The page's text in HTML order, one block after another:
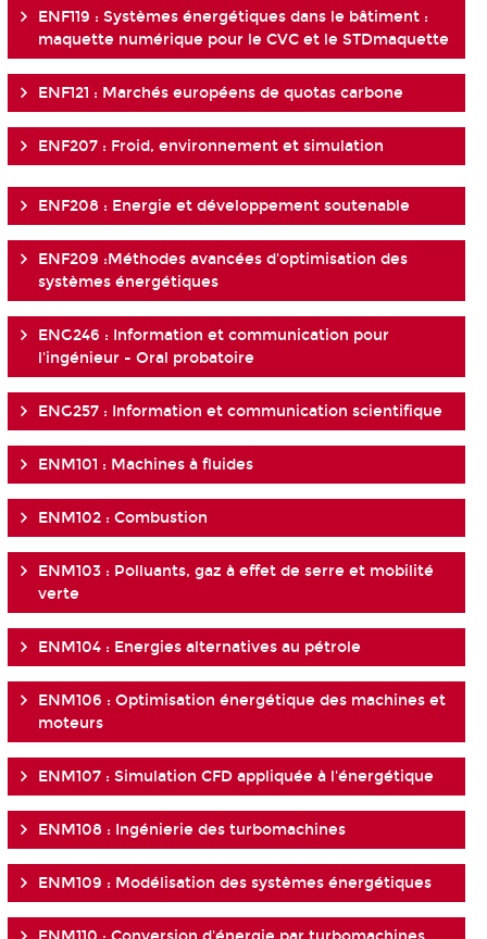
ENF119 : Systèmes énergétiques dans le bâtiment :
maquette numérique pour le CVC et le STDmaquette
ENF121 : Marchés européens de quotas carbone
ENF207 : Froid, environnement et simulation
ENF208 : Energie et développement soutenable
ENF209 :Méthodes avancées d'optimisation des
systèmes énergétiques
ENG246 : Information et communication pour
l'ingénieur - Oral probatoire
ENG257 : Information et communication scientifique
ENM101 : Machines à fluides
ENM102 : Combustion
ENM103 : Polluants, gaz à effet de serre et mobilité
verte
ENM104 : Energies alternatives au pétrole
ENM106 : Optimisation énergétique des machines et
moteurs
ENM107 : Simulation CFD appliquée à l'énergétique
ENM108 : Ingénierie des turbomachines
ENM109 : Modélisation des systèmes énergétiques